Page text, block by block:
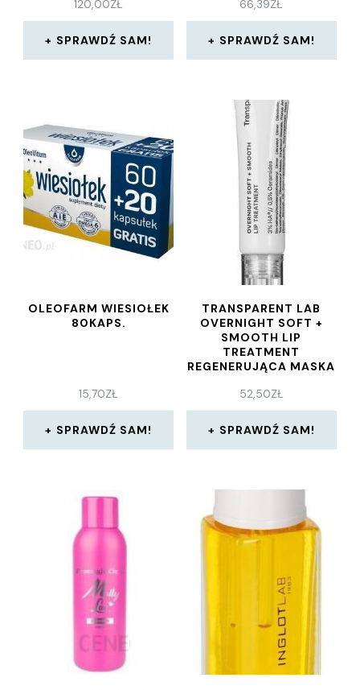
120,00ZŁ
SPRAWDŹ SAM!
66,39ZŁ
SPRAWDŹ SAM!
OLEOFARM WIESIOŁEK
80KAPS.
15,70ZŁ
SPRAWDŹ SAM!
TRANSPARENT LAB
OVERNIGHT SOFT +
SMOOTH LIP
TREATMENT
REGENERUJĄCA MASKA
52,50ZŁ
SPRAWDŹ SAM!